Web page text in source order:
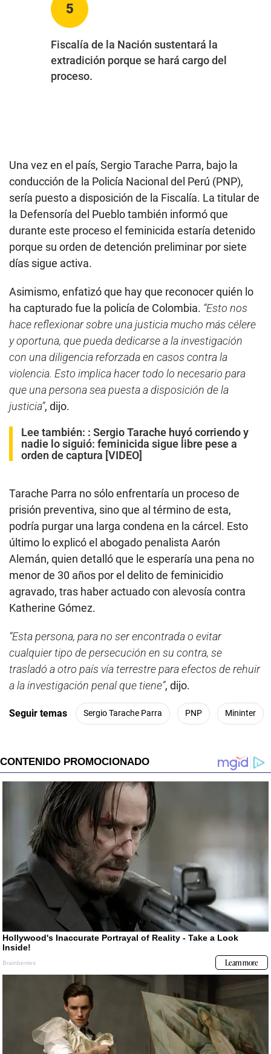
5
Fiscalía de la Nación sustentará la
extradición porque se hará cargo del
proceso.
Una vez en el país, Sergio Tarache Parra, bajo la
conducción de la Policía Nacional del Perú (PNP),
sería puesto a disposición de la Fiscalía. La titular de
la Defensoría del Pueblo también informó que
durante este proceso el feminicida estaría detenido
porque su orden de detención preliminar por siete
días sigue activa.
Asimismo, enfatizó que hay que reconocer quién lo
ha capturado fue la policía de Colombia. “Esto nos
hace reflexionar sobre una justicia mucho más célere
y oportuna, que pueda dedicarse a la investigación
con una diligencia reforzada en casos contra la
violencia. Esto implica hacer todo lo necesario para
que una persona sea puesta a disposición de la
justicia”, dijo.
Lee también: : Sergio Tarache huyó corriendo y
nadie lo siguió: feminicida sigue libre pese a
orden de captura [VIDEO]
Tarache Parra no sólo enfrentaría un proceso de
prisión preventiva, sino que al término de esta,
podría purgar una larga condena en la cárcel. Esto
último lo explicó el abogado penalista Aarón
Alemán, quien detalló que le esperaría una pena no
menor de 30 años por el delito de feminicidio
agravado, tras haber actuado con alevosía contra
Katherine Gómez.
“Esta persona, para no ser encontrada o evitar
cualquier tipo de persecución en su contra, se
trasladó a otro país vía terrestre para efectos de rehuir
a la investigación penal que tiene”, dijo.
Seguir temas Sergio Tarache Parra PNP Mininter